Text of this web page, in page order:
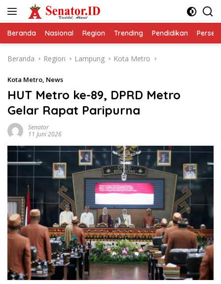
Beranda Nasional Region Trending Pendidikan
Beranda Region Lampung Kota Metro
Kota Metro, News
HUT Metro ke-89, DPRD Metro
Gelar Rapat Paripurna
Senator
11 Juni 2026